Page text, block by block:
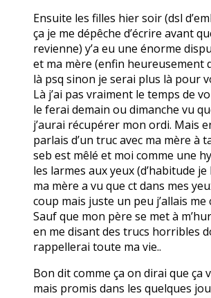
Ensuite les filles hier soir (dsl
ça je me dépêche d’écrire avant
revienne) y’a eu une énorme
et ma mère (enfin heureusement
là psq sinon je serai plus là pour
Là j’ai pas vraiment le temps de
le ferai demain ou dimanche vu
j’aurai récupérer mon ordi. Mais
parlais d’un truc avec ma mère à
seb est mêlé et moi comme une
les larmes aux yeux (d’habitude je
ma mère a vu que ct dans mes
coup mais juste un peu j’allais me
Sauf que mon père se met à
en me disant des trucs horribles
rappellerai toute ma vie..
Bon dit comme ça on dirai que ça
mais promis dans les quelques